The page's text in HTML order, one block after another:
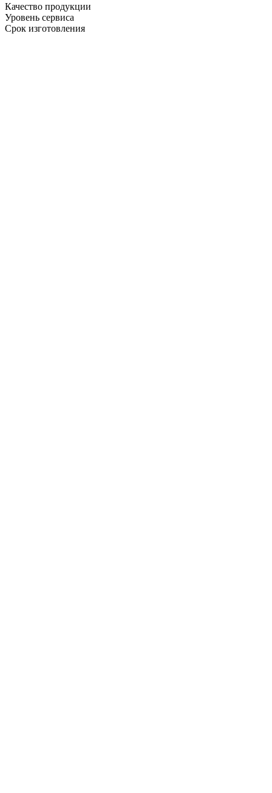
Качество продукции
Уровень сервиса
Срок изготовления